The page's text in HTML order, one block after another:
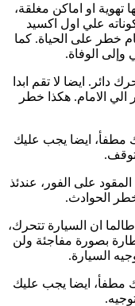
تهوية او اماكن مغلقة،
علي اول اكسيد
خطر على الحياة. كما
الوفاة.
دائر. ايضا لا تقم ابدا
الي الامام. هكذا خطر
مطفأ، ايضا يجب عليك
على الفور، عندئذ
خطر الحوادث.
ان السيارة تتحرك،
بصورة مفاجئة ولن
السيارة.
مطفأ، ايضا يجب عليك